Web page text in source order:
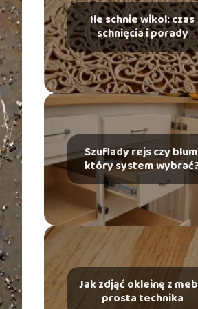
Ile schnie wikol: czas
schnięcia i porady
Szuflady rejs czy
który system
Jak zdjąć okleinę z
prosta technika